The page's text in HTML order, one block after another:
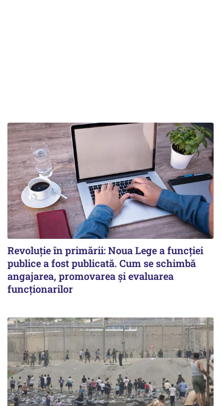
Revoluție în primării: Noua Lege a funcției
publice a fost publicată. Cum se schimbă
angajarea, promovarea și evaluarea
funcționarilor